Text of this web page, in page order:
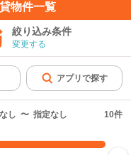
物件一覧
絞り込み条件
変更する
アプリで探す
し 〜 指定なし 10件